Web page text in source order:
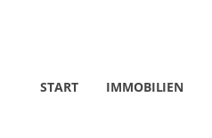
START IMMOBILIEN